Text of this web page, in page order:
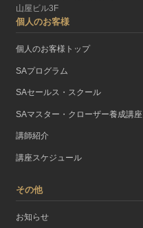
山屋ビル3F
個人のお客様
個人のお客様トップ
SAプログラム
SAセールス・スクール
SAマスター・クローザー養成講座
講師紹介
講座スケジュール
その他
お知らせ